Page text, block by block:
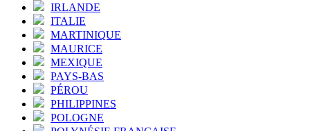
IRLANDE
ITALIE
MARTINIQUE
MAURICE
MEXIQUE
PAYS-BAS
PÉROU
PHILIPPINES
POLOGNE